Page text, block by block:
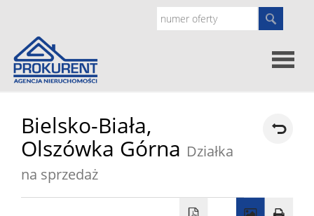
Bielsko-Biała,
Olszówka Górna Działka
na sprzedaż